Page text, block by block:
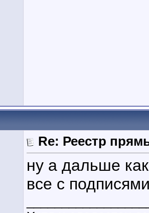
Re: Реестр
ну а дальше
все с